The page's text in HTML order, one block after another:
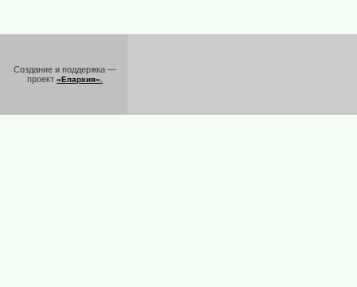
Создание и поддержка —
проект «Епархия».